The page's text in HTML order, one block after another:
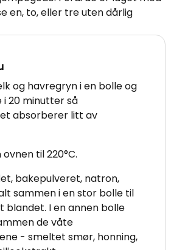
en, to, eller tre uten dårlig
og havregryn i en bolle og
i 20 minutter så
absorberer litt av
til 220°C.
bakepulveret, natron,
sammen i en stor bolle til
blandet. I en annen bolle
de våte
- smeltet smør, honning,